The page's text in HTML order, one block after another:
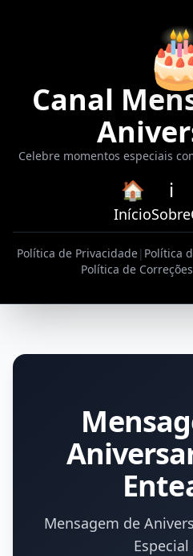
Canal
Celebre momentos especiais
🏠
Início
ℹ️
Sobre
Política de Privacidade| Política
Política de Correções
Mensagem de
Especial